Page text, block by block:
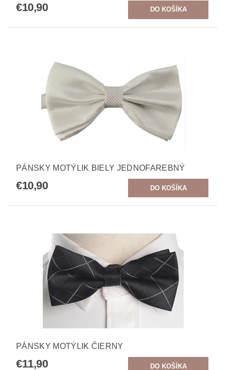
€10,90
PÁNSKY MOTÝLIK BIELY JEDNOFAREBNÝ
€10,90
PÁNSKY MOTÝLIK ČIERNY
€11,90